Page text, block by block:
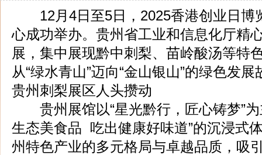
12月4日至5日，2025香港创业日博
心成功举办。贵州省工业和信息化厅精
展，集中展现黔中刺梨、苗岭酸汤等特
从“绿水青山”迈向“金山银山”的绿色发展
贵州刺梨展区人头攒动
贵州展馆以“星光黔行，匠心铸梦”为
生态美食品 吃出健康好味道”的沉浸式
州特色产业的多元格局与卓越品质，吸